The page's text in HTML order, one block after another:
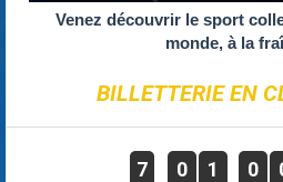
Venez découvrir le sport
monde, à la
BILLETTERIE EN
7 0 1 0